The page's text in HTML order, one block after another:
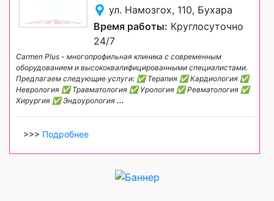
ул. Намозгох, 110, Бухара
Время работы: Круглосуточно
24/7
Carmen Plus - многопрофильная клиника с современным
оборудованием и высококвалифицированными специалистами.
Предлагаем следующие услуги: ✅ Терапия ✅ Кардиология ✅
Неврология ✅ Травматология ✅ Урология ✅ Ревматология ✅
Хирургия ✅ Эндоурология ...
>>> Подробнее